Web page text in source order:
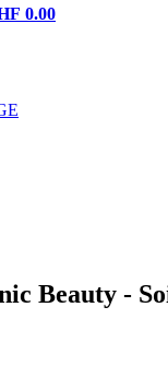
0.00
Beauty -